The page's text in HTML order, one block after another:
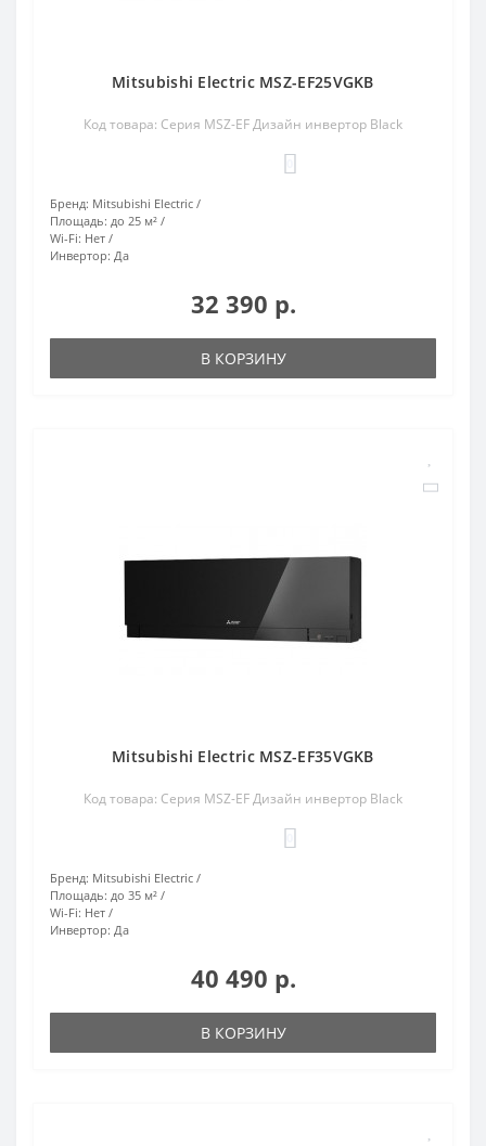
Mitsubishi Electric MSZ-EF25VGKB
Код товара: Серия MSZ-EF Дизайн инвертор Black
Бренд: Mitsubishi Electric
Площадь: до 25 м²
Wi-Fi: Нет
Инвертор: Да
32 390 р.
В КОРЗИНУ
Mitsubishi Electric MSZ-EF35VGKB
Код товара: Серия MSZ-EF Дизайн инвертор Black
Бренд: Mitsubishi Electric
Площадь: до 35 м²
Wi-Fi: Нет
Инвертор: Да
40 490 р.
В КОРЗИНУ